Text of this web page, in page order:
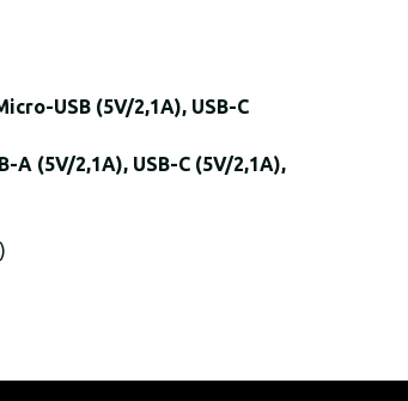
USB (5V/2,1A), USB-C
A (5V/2,1A), USB-C (5V/2,1A),